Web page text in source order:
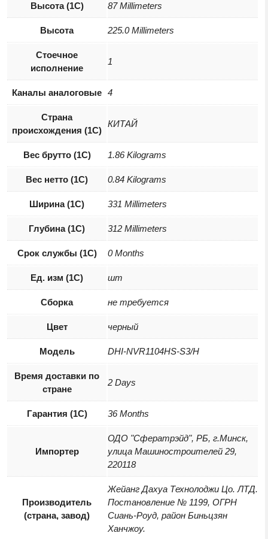
Высота (1С) 87 Millimeters
Высота 225.0 Millimeters
Стоечное
исполнение
1
Каналы аналоговые 4
Страна
происхождения (1С)
КИТАЙ
Вес брутто (1С) 1.86 Kilograms
Вес нетто (1С) 0.84 Kilograms
Ширина (1С) 331 Millimeters
Глубина (1С) 312 Millimeters
Срок службы (1С) 0 Months
Ед. изм (1С) шт
Сборка не требуется
Цвет черный
Модель DHI-NVR1104HS-S3/H
Время доставки по
стране
2 Days
Гарантия (1С) 36 Months
Импортер
ОДО "Сфератрэйд", РБ, г.Минск,
улица Машиностроителей 29,
220118
Производитель
(страна, завод)
Жейанг Дахуа Технолоджи Цо. ЛТД.
Постановление № 1199, ОГРН
Сиань-Роуд, район Биньцзян
Ханчжоу.